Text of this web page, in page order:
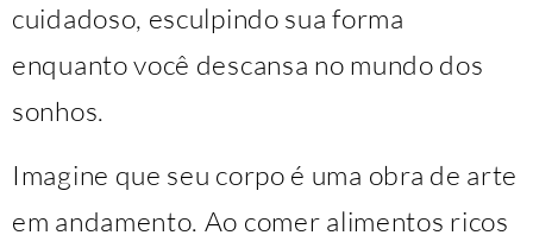
cuidadoso, esculpindo sua forma
enquanto você descansa no mundo dos
sonhos.
Imagine que seu corpo é uma obra de arte
em andamento. Ao comer alimentos ricos